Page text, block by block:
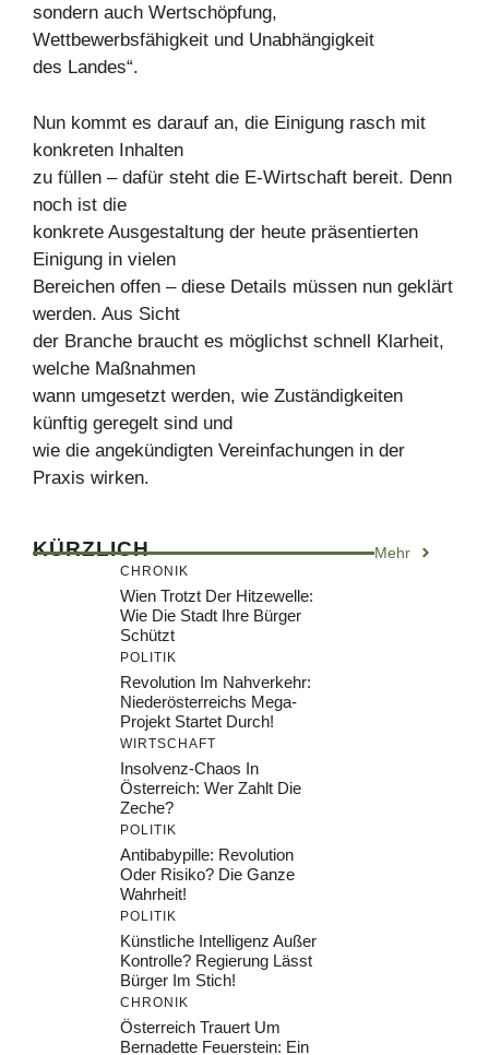
sondern auch Wertschöpfung,
Wettbewerbsfähigkeit und Unabhängigkeit
des Landes“.
Nun kommt es darauf an, die Einigung rasch mit
konkreten Inhalten
zu füllen – dafür steht die E-Wirtschaft bereit. Denn
noch ist die
konkrete Ausgestaltung der heute präsentierten
Einigung in vielen
Bereichen offen – diese Details müssen nun geklärt
werden. Aus Sicht
der Branche braucht es möglichst schnell Klarheit,
welche Maßnahmen
wann umgesetzt werden, wie Zuständigkeiten
künftig geregelt sind und
wie die angekündigten Vereinfachungen in der
Praxis wirken.
KÜRZLICH Mehr
CHRONIK
Wien Trotzt Der Hitzewelle:
Wie Die Stadt Ihre Bürger
Schützt
POLITIK
Revolution Im Nahverkehr:
Niederösterreichs Mega-
Projekt Startet Durch!
WIRTSCHAFT
Insolvenz-Chaos In
Österreich: Wer Zahlt Die
Zeche?
POLITIK
Antibabypille: Revolution
Oder Risiko? Die Ganze
Wahrheit!
POLITIK
Künstliche Intelligenz Außer
Kontrolle? Regierung Lässt
Bürger Im Stich!
CHRONIK
Österreich Trauert Um
Bernadette Feuerstein: Ein